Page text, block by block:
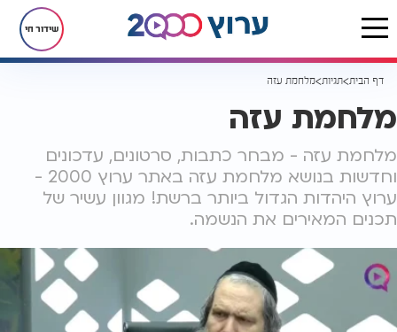
שידור חי
דף הבית תגיות מלחמת עזה
מלחמת עזה
מלחמת עזה - מבחר כתבות, סרטונים, עדכונים
וחדשות בנושא מלחמת עזה באתר ערוץ 2000 -
ערוץ היהדות הגדול ביותר ברשת! מגוון עשיר של
תכנים המאירים את הנשמה.